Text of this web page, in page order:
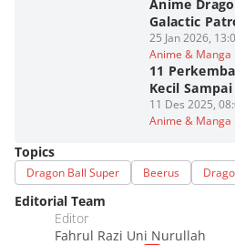
Anime
Galactic
25 Jan 2026,
Anime & Manga
11
Kecil
11 Des 2025,
Anime & Manga
Topics
Dragon Ball Super Beerus
Editorial Team
Editor
Fahrul Razi Uni Nurullah